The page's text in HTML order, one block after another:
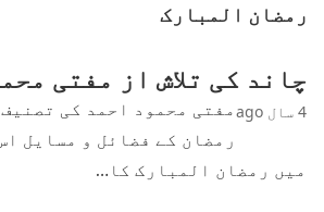
رمضان المبارک
چاند کی تلاش از مفتی
4 سال ago
مفتی محمود احمد کی تصنیف
رمضان کے فضائل و مسایل
میں رمضان المبارک کا…